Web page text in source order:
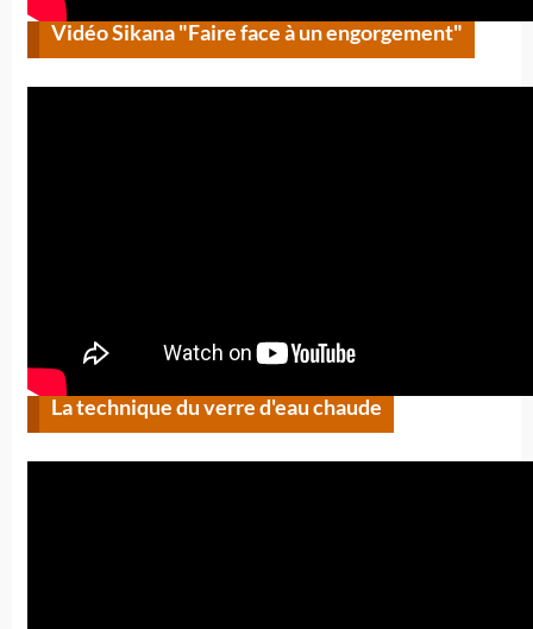
Vidéo Sikana "Faire face à un engorgement"
La technique du verre d'eau chaude